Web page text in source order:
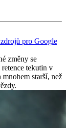
pro Google
změny se
tekutin v
starší, než